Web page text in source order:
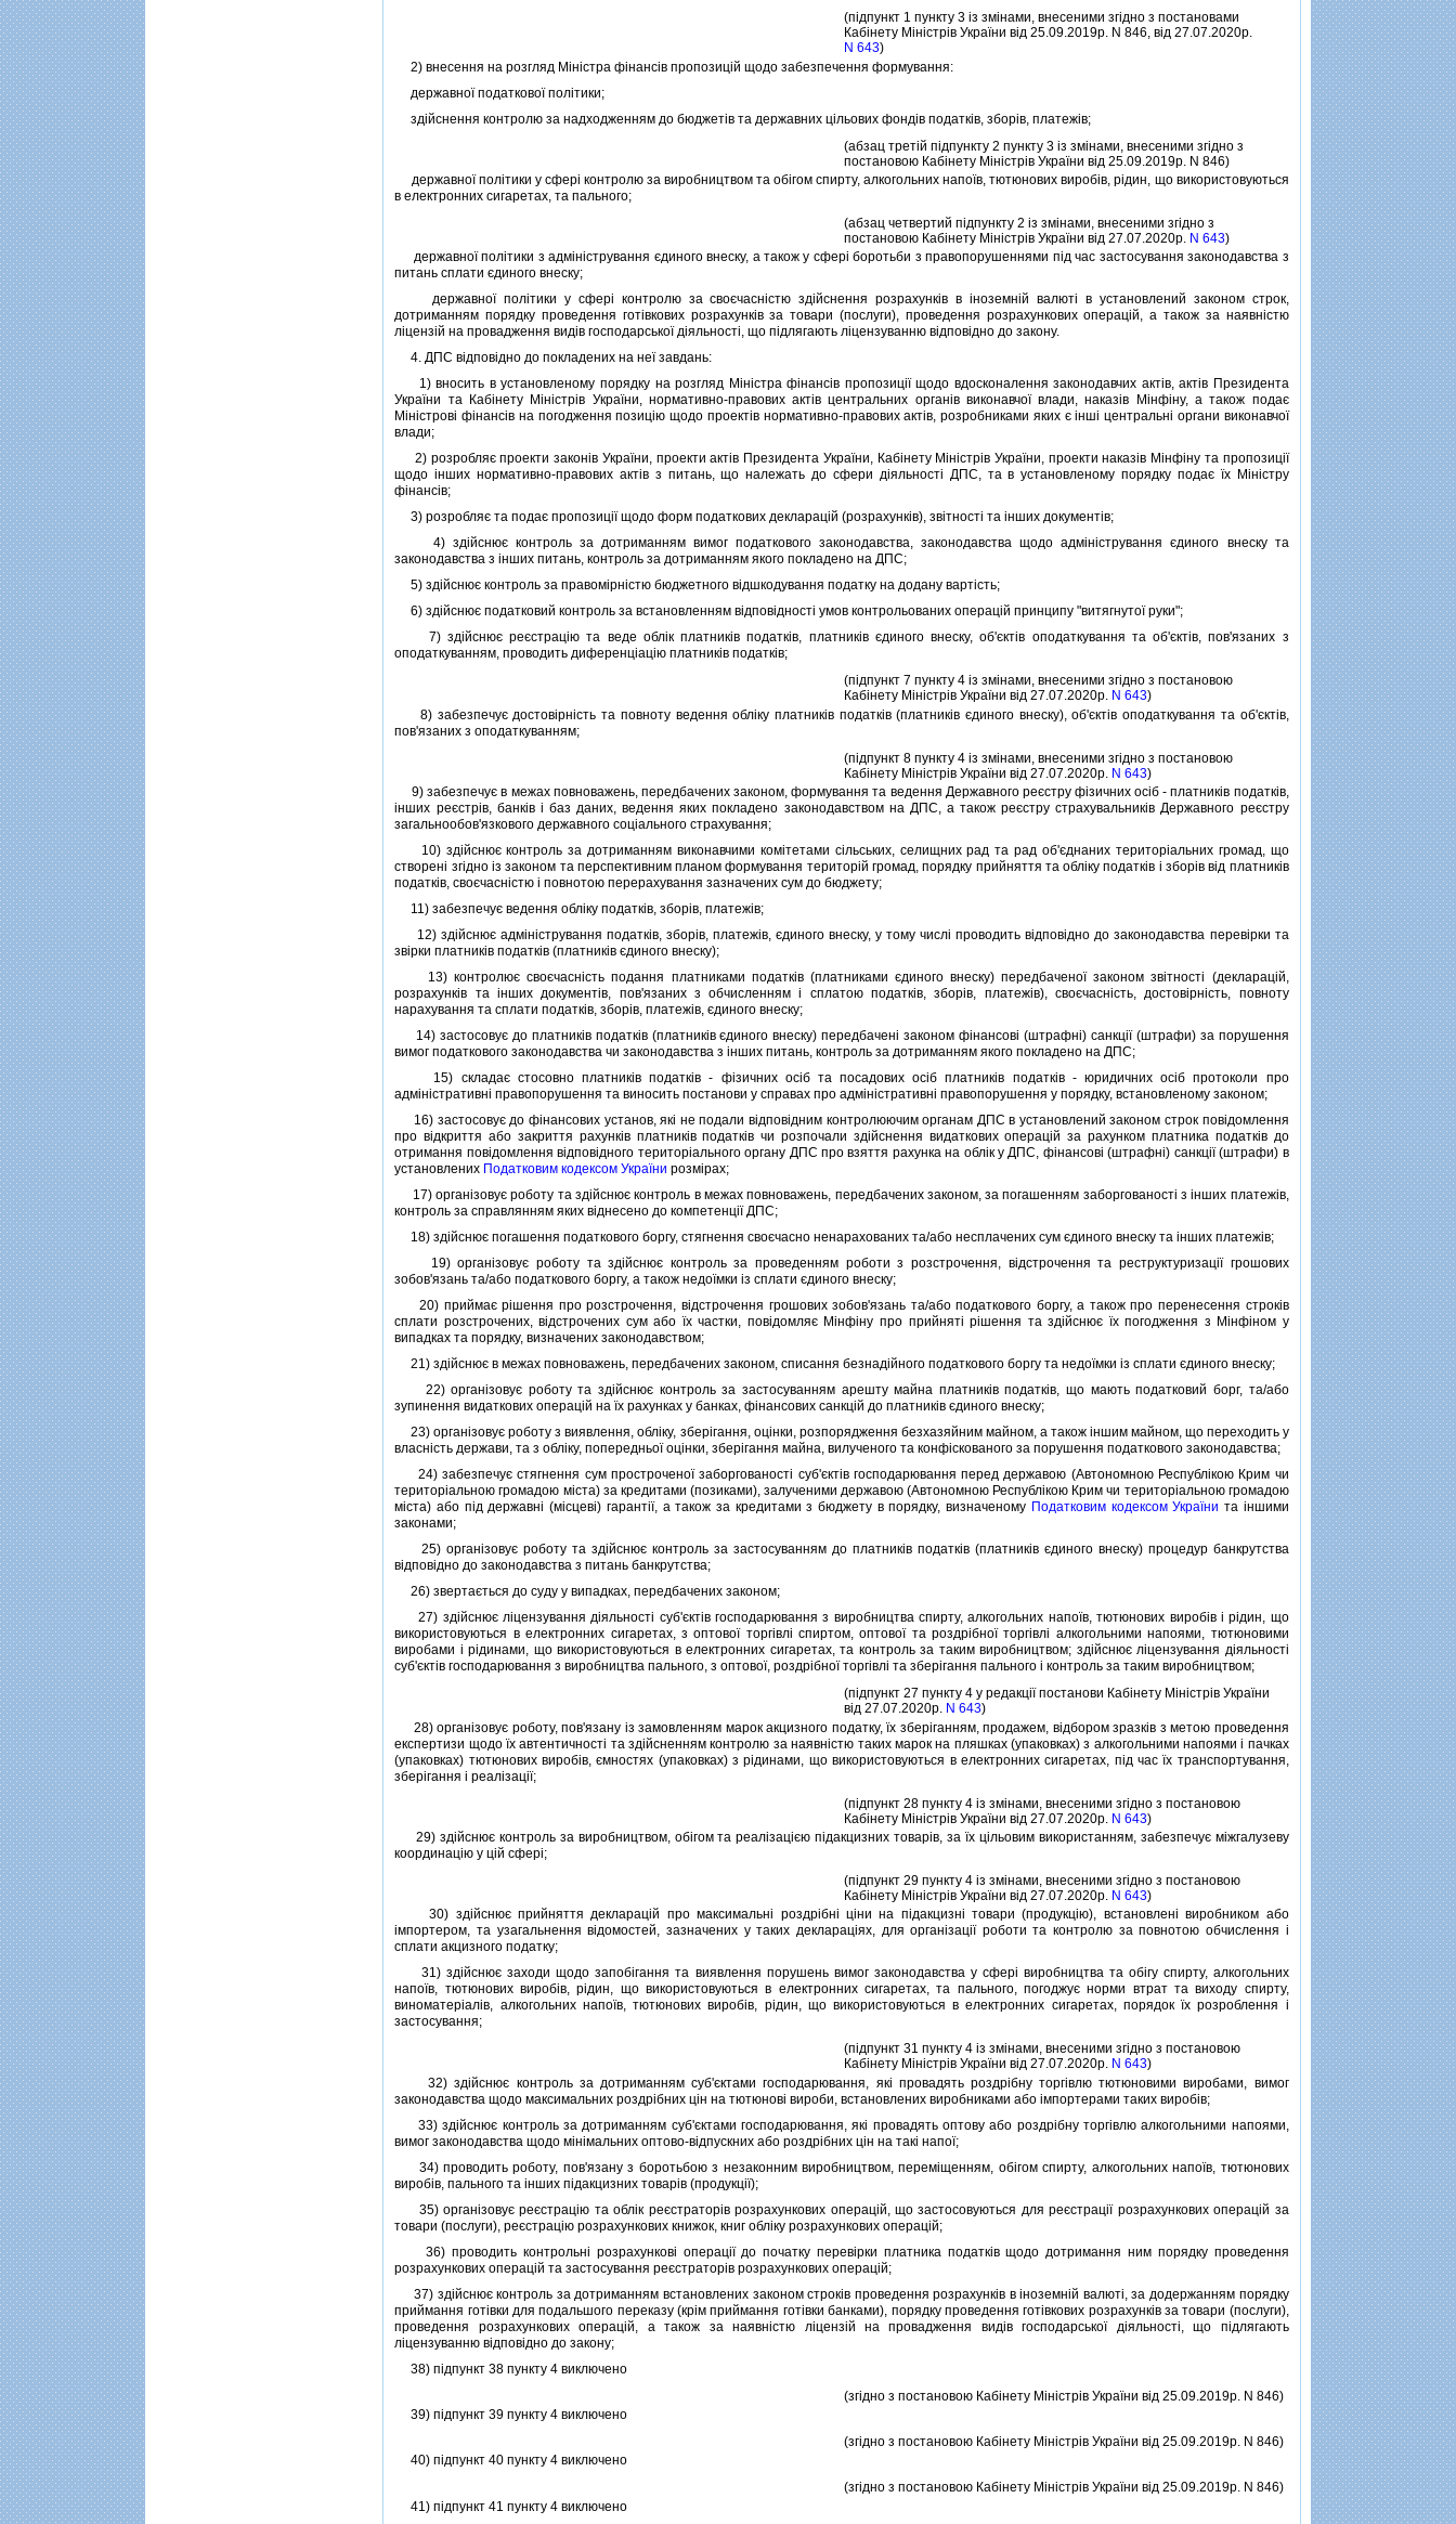
(пiдпункт 1 пункту 3 iз змiнами, внесеними згiдно з постановами
Кабiнету Мiнiстрiв України вiд 25.09.2019р. N 846, вiд 27.07.2020р.
N 643)
2) внесення на розгляд Мiнiстра фiнансiв пропозицiй щодо забезпечення формування:
державної податкової полiтики;
здiйснення контролю за надходженням до бюджетiв та державних цiльових фондiв податкiв, зборiв, платежiв;
(абзац третiй пiдпункту 2 пункту 3 iз змiнами, внесеними згiдно з
постановою Кабiнету Мiнiстрiв України вiд 25.09.2019р. N 846)
державної полiтики у сферi контролю за виробництвом та обiгом спирту, алкогольних напоїв, тютюнових виробiв, рiдин, що використовуються
в електронних сигаретах, та пального;
(абзац четвертий пiдпункту 2 iз змiнами, внесеними згiдно з
постановою Кабiнету Мiнiстрiв України вiд 27.07.2020р. N 643)
державної полiтики з адмiнiстрування єдиного внеску, а також у сферi боротьби з правопорушеннями пiд час застосування законодавства з
питань сплати єдиного внеску;
державної полiтики у сферi контролю за своєчаснiстю здiйснення розрахункiв в iноземнiй валютi в установлений законом строк,
дотриманням порядку проведення готiвкових розрахункiв за товари (послуги), проведення розрахункових операцiй, а також за наявнiстю
лiцензiй на провадження видiв господарської дiяльностi, що пiдлягають лiцензуванню вiдповiдно до закону.
4. ДПС вiдповiдно до покладених на неї завдань:
1) вносить в установленому порядку на розгляд Мiнiстра фiнансiв пропозицiї щодо вдосконалення законодавчих актiв, актiв Президента
України та Кабiнету Мiнiстрiв України, нормативно-правових актiв центральних органiв виконавчої влади, наказiв Мiнфiну, а також подає
Мiнiстровi фiнансiв на погодження позицiю щодо проектiв нормативно-правових актiв, розробниками яких є iншi центральнi органи виконавчої
влади;
2) розробляє проекти законiв України, проекти актiв Президента України, Кабiнету Мiнiстрiв України, проекти наказiв Мiнфiну та пропозицiї
щодо iнших нормативно-правових актiв з питань, що належать до сфери дiяльностi ДПС, та в установленому порядку подає їх Мiнiстру
фiнансiв;
3) розробляє та подає пропозицiї щодо форм податкових декларацiй (розрахункiв), звiтностi та iнших документiв;
4) здiйснює контроль за дотриманням вимог податкового законодавства, законодавства щодо адмiнiстрування єдиного внеску та
законодавства з iнших питань, контроль за дотриманням якого покладено на ДПС;
5) здiйснює контроль за правомiрнiстю бюджетного вiдшкодування податку на додану вартiсть;
6) здiйснює податковий контроль за встановленням вiдповiдностi умов контрольованих операцiй принципу "витягнутої руки";
7) здiйснює реєстрацiю та веде облiк платникiв податкiв, платникiв єдиного внеску, об'єктiв оподаткування та об'єктiв, пов'язаних з
оподаткуванням, проводить диференцiацiю платникiв податкiв;
(пiдпункт 7 пункту 4 iз змiнами, внесеними згiдно з постановою
Кабiнету Мiнiстрiв України вiд 27.07.2020р. N 643)
8) забезпечує достовiрнiсть та повноту ведення облiку платникiв податкiв (платникiв єдиного внеску), об'єктiв оподаткування та об'єктiв,
пов'язаних з оподаткуванням;
(пiдпункт 8 пункту 4 iз змiнами, внесеними згiдно з постановою
Кабiнету Мiнiстрiв України вiд 27.07.2020р. N 643)
9) забезпечує в межах повноважень, передбачених законом, формування та ведення Державного реєстру фiзичних осiб - платникiв податкiв,
iнших реєстрiв, банкiв i баз даних, ведення яких покладено законодавством на ДПС, а також реєстру страхувальникiв Державного реєстру
загальнообов'язкового державного соцiального страхування;
10) здiйснює контроль за дотриманням виконавчими комiтетами сiльських, селищних рад та рад об'єднаних територiальних громад, що
створенi згiдно iз законом та перспективним планом формування територiй громад, порядку прийняття та облiку податкiв i зборiв вiд платникiв
податкiв, своєчаснiстю i повнотою перерахування зазначених сум до бюджету;
11) забезпечує ведення облiку податкiв, зборiв, платежiв;
12) здiйснює адмiнiстрування податкiв, зборiв, платежiв, єдиного внеску, у тому числi проводить вiдповiдно до законодавства перевiрки та
звiрки платникiв податкiв (платникiв єдиного внеску);
13) контролює своєчаснiсть подання платниками податкiв (платниками єдиного внеску) передбаченої законом звiтностi (декларацiй,
розрахункiв та iнших документiв, пов'язаних з обчисленням i сплатою податкiв, зборiв, платежiв), своєчаснiсть, достовiрнiсть, повноту
нарахування та сплати податкiв, зборiв, платежiв, єдиного внеску;
14) застосовує до платникiв податкiв (платникiв єдиного внеску) передбаченi законом фiнансовi (штрафнi) санкцiї (штрафи) за порушення
вимог податкового законодавства чи законодавства з iнших питань, контроль за дотриманням якого покладено на ДПС;
15) складає стосовно платникiв податкiв - фiзичних осiб та посадових осiб платникiв податкiв - юридичних осiб протоколи про
адмiнiстративнi правопорушення та виносить постанови у справах про адмiнiстративнi правопорушення у порядку, встановленому законом;
16) застосовує до фiнансових установ, якi не подали вiдповiдним контролюючим органам ДПС в установлений законом строк повiдомлення
про вiдкриття або закриття рахункiв платникiв податкiв чи розпочали здiйснення видаткових операцiй за рахунком платника податкiв до
отримання повiдомлення вiдповiдного територiального органу ДПС про взяття рахунка на облiк у ДПС, фiнансовi (штрафнi) санкцiї (штрафи) в
установлених Податковим кодексом України розмiрах;
17) органiзовує роботу та здiйснює контроль в межах повноважень, передбачених законом, за погашенням заборгованостi з iнших платежiв,
контроль за справлянням яких вiднесено до компетенцiї ДПС;
18) здiйснює погашення податкового боргу, стягнення своєчасно ненарахованих та/або несплачених сум єдиного внеску та iнших платежiв;
19) органiзовує роботу та здiйснює контроль за проведенням роботи з розстрочення, вiдстрочення та реструктуризацiї грошових
зобов'язань та/або податкового боргу, а також недоїмки iз сплати єдиного внеску;
20) приймає рiшення про розстрочення, вiдстрочення грошових зобов'язань та/або податкового боргу, а також про перенесення строкiв
сплати розстрочених, вiдстрочених сум або їх частки, повiдомляє Мiнфiну про прийнятi рiшення та здiйснює їх погодження з Мiнфiном у
випадках та порядку, визначених законодавством;
21) здiйснює в межах повноважень, передбачених законом, списання безнадiйного податкового боргу та недоїмки iз сплати єдиного внеску;
22) органiзовує роботу та здiйснює контроль за застосуванням арешту майна платникiв податкiв, що мають податковий борг, та/або
зупинення видаткових операцiй на їх рахунках у банках, фiнансових санкцiй до платникiв єдиного внеску;
23) органiзовує роботу з виявлення, облiку, зберiгання, оцiнки, розпорядження безхазяйним майном, а також iншим майном, що переходить у
власнiсть держави, та з облiку, попередньої оцiнки, зберiгання майна, вилученого та конфiскованого за порушення податкового законодавства;
24) забезпечує стягнення сум простроченої заборгованостi суб'єктiв господарювання перед державою (Автономною Республiкою Крим чи
територiальною громадою мiста) за кредитами (позиками), залученими державою (Автономною Республiкою Крим чи територiальною громадою
мiста) або пiд державнi (мiсцевi) гарантiї, а також за кредитами з бюджету в порядку, визначеному Податковим кодексом України та iншими
законами;
25) органiзовує роботу та здiйснює контроль за застосуванням до платникiв податкiв (платникiв єдиного внеску) процедур банкрутства
вiдповiдно до законодавства з питань банкрутства;
26) звертається до суду у випадках, передбачених законом;
27) здiйснює лiцензування дiяльностi суб'єктiв господарювання з виробництва спирту, алкогольних напоїв, тютюнових виробiв i рiдин, що
використовуються в електронних сигаретах, з оптової торгiвлi спиртом, оптової та роздрiбної торгiвлi алкогольними напоями, тютюновими
виробами i рiдинами, що використовуються в електронних сигаретах, та контроль за таким виробництвом; здiйснює лiцензування дiяльностi
суб'єктiв господарювання з виробництва пального, з оптової, роздрiбної торгiвлi та зберiгання пального i контроль за таким виробництвом;
(пiдпункт 27 пункту 4 у редакцiї постанови Кабiнету Мiнiстрiв України
вiд 27.07.2020р. N 643)
28) органiзовує роботу, пов'язану iз замовленням марок акцизного податку, їх зберiганням, продажем, вiдбором зразкiв з метою проведення
експертизи щодо їх автентичностi та здiйсненням контролю за наявнiстю таких марок на пляшках (упаковках) з алкогольними напоями i пачках
(упаковках) тютюнових виробiв, ємностях (упаковках) з рiдинами, що використовуються в електронних сигаретах, пiд час їх транспортування,
зберiгання i реалiзацiї;
(пiдпункт 28 пункту 4 iз змiнами, внесеними згiдно з постановою
Кабiнету Мiнiстрiв України вiд 27.07.2020р. N 643)
29) здiйснює контроль за виробництвом, обiгом та реалiзацiєю пiдакцизних товарiв, за їх цiльовим використанням, забезпечує мiжгалузеву
координацiю у цiй сферi;
(пiдпункт 29 пункту 4 iз змiнами, внесеними згiдно з постановою
Кабiнету Мiнiстрiв України вiд 27.07.2020р. N 643)
30) здiйснює прийняття декларацiй про максимальнi роздрiбнi цiни на пiдакцизнi товари (продукцiю), встановленi виробником або
iмпортером, та узагальнення вiдомостей, зазначених у таких декларацiях, для органiзацiї роботи та контролю за повнотою обчислення i
сплати акцизного податку;
31) здiйснює заходи щодо запобiгання та виявлення порушень вимог законодавства у сферi виробництва та обiгу спирту, алкогольних
напоїв, тютюнових виробiв, рiдин, що використовуються в електронних сигаретах, та пального, погоджує норми втрат та виходу спирту,
виноматерiалiв, алкогольних напоїв, тютюнових виробiв, рiдин, що використовуються в електронних сигаретах, порядок їх розроблення i
застосування;
(пiдпункт 31 пункту 4 iз змiнами, внесеними згiдно з постановою
Кабiнету Мiнiстрiв України вiд 27.07.2020р. N 643)
32) здiйснює контроль за дотриманням суб'єктами господарювання, якi провадять роздрiбну торгiвлю тютюновими виробами, вимог
законодавства щодо максимальних роздрiбних цiн на тютюновi вироби, встановлених виробниками або iмпортерами таких виробiв;
33) здiйснює контроль за дотриманням суб'єктами господарювання, якi провадять оптову або роздрiбну торгiвлю алкогольними напоями,
вимог законодавства щодо мiнiмальних оптово-вiдпускних або роздрiбних цiн на такi напої;
34) проводить роботу, пов'язану з боротьбою з незаконним виробництвом, перемiщенням, обiгом спирту, алкогольних напоїв, тютюнових
виробiв, пального та iнших пiдакцизних товарiв (продукцiї);
35) органiзовує реєстрацiю та облiк реєстраторiв розрахункових операцiй, що застосовуються для реєстрацiї розрахункових операцiй за
товари (послуги), реєстрацiю розрахункових книжок, книг облiку розрахункових операцiй;
36) проводить контрольнi розрахунковi операцiї до початку перевiрки платника податкiв щодо дотримання ним порядку проведення
розрахункових операцiй та застосування реєстраторiв розрахункових операцiй;
37) здiйснює контроль за дотриманням встановлених законом строкiв проведення розрахункiв в iноземнiй валютi, за додержанням порядку
приймання готiвки для подальшого переказу (крiм приймання готiвки банками), порядку проведення готiвкових розрахункiв за товари (послуги),
проведення розрахункових операцiй, а також за наявнiстю лiцензiй на провадження видiв господарської дiяльностi, що пiдлягають
лiцензуванню вiдповiдно до закону;
38) пiдпункт 38 пункту 4 виключено
(згiдно з постановою Кабiнету Мiнiстрiв України вiд 25.09.2019р. N 846)
39) пiдпункт 39 пункту 4 виключено
(згiдно з постановою Кабiнету Мiнiстрiв України вiд 25.09.2019р. N 846)
40) пiдпункт 40 пункту 4 виключено
(згiдно з постановою Кабiнету Мiнiстрiв України вiд 25.09.2019р. N 846)
41) пiдпункт 41 пункту 4 виключено